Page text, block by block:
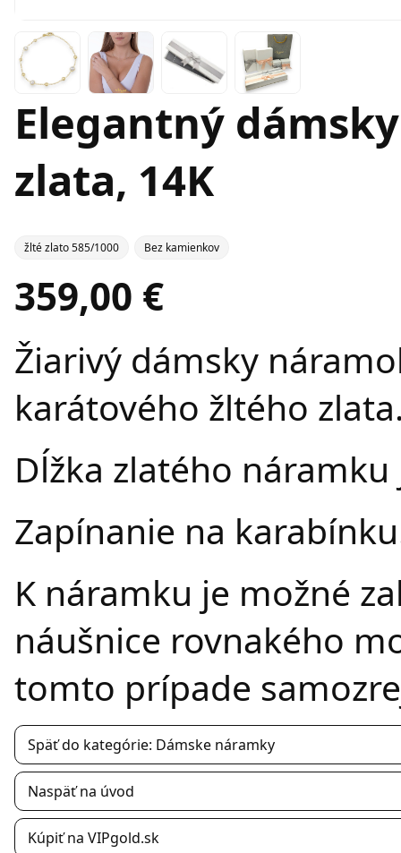
Elegantný
zlata, 14K
žlté zlato 585/1000 Bez kamienkov
359,00 €
Žiarivý dámsky
karátového žltého
Dĺžka zlatého
Zapínanie na
K náramku je možné
náušnice rovnakého
tomto prípade
Späť do kategórie: Dámske náramky
Naspäť na úvod
Kúpiť na VIPgold.sk